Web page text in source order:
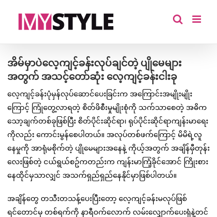
အိမ်မှာပဲလေ့ကျင့်ခန်းလုပ်ချင်တဲ့ ပျိုမေများ
အတွက် အသင့်တော်ဆုံး လေ့ကျင့်ခန်းငါးခု
လေ့ကျင့်ခန်းပုံမှန်လုပ်ဆောင်ပေးခြင်းက အကြောင်းအမျိုးမျိုး
ကြောင့် ကြုံတွေ့လာရတဲ့ စိတ်ဖိစီးမှုမျိုးစုံကို သက်သာစေတဲ့ အဓိက
သော့ချက်တစ်ခုဖြစ်ပြီး စိတ်ပိုင်းဆိုင်ရာ၊ ရုပ်ပိုင်းဆိုင်ရာကျန်းမာရေး
ကိုလည်း ကောင်းမွန်စေပါတယ်။ အလုပ်တစ်ဖက်ကြောင့် မိမိရဲ့လူ
နေမှုကို အာရုံမစိုက်တဲ့ ပျိုမေများအနေနဲ့ ကိုယ့်အတွက် အချိန်မှီတုန်း
လေးဖြစ်တဲ့ ငယ်ရွယ်စဥ်ကတည်းက ကျန်းမာကြံ့ခိုင်အောင် ကြိုးစား
နေထိုင်မှသာလျှင် အသက်ရှည်ရှည်နေနိုင်မှာဖြစ်ပါတယ်။
အချိန်တွေ တသီးတသန့်ပေးပြီးတော့ လေ့ကျင့်ခန်းမလုပ်ဖြစ်
ရင်တောင်မှ တစ်ရက်ကို နာရီဝက်လောက် လမ်းလျှောက်ပေးရုံနဲ့တင်